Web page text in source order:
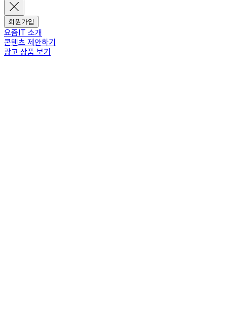
회원가입
요즘IT 소개
콘텐츠 제안하기
광고 상품 보기